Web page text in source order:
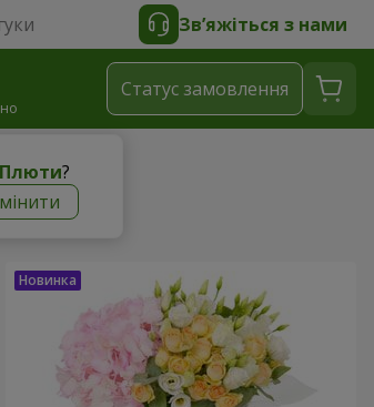
Зв’яжіться з нами
Плюти?
Статус замовлення